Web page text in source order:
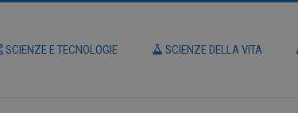
SCIENZE E TECNOLOGIE SCIENZE DELLA VITA